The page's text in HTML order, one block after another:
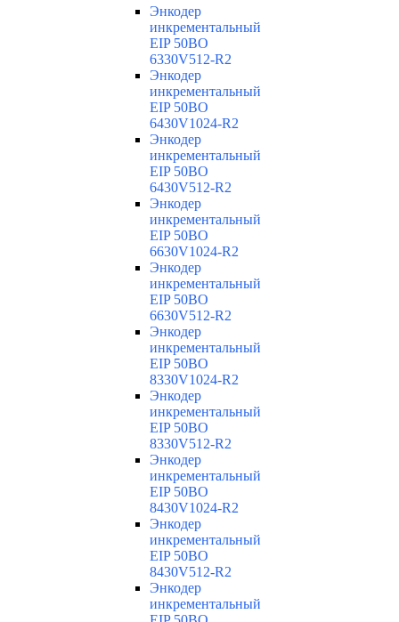
Энкодер
инкрементальный
EIP 50BO
6330V512-R2
Энкодер
инкрементальный
EIP 50BO
6430V1024-R2
Энкодер
инкрементальный
EIP 50BO
6430V512-R2
Энкодер
инкрементальный
EIP 50BO
6630V1024-R2
Энкодер
инкрементальный
EIP 50BO
6630V512-R2
Энкодер
инкрементальный
EIP 50BO
8330V1024-R2
Энкодер
инкрементальный
EIP 50BO
8330V512-R2
Энкодер
инкрементальный
EIP 50BO
8430V1024-R2
Энкодер
инкрементальный
EIP 50BO
8430V512-R2
Энкодер
инкрементальный